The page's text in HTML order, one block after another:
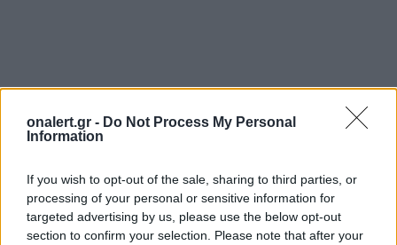
onalert.gr - Do Not Process My Personal
Information
If you wish to opt-out of the sale, sharing to third parties, or
processing of your personal or sensitive information for
targeted advertising by us, please use the below opt-out
section to confirm your selection. Please note that after your
ΒΡΕΤΑΝΙΑ